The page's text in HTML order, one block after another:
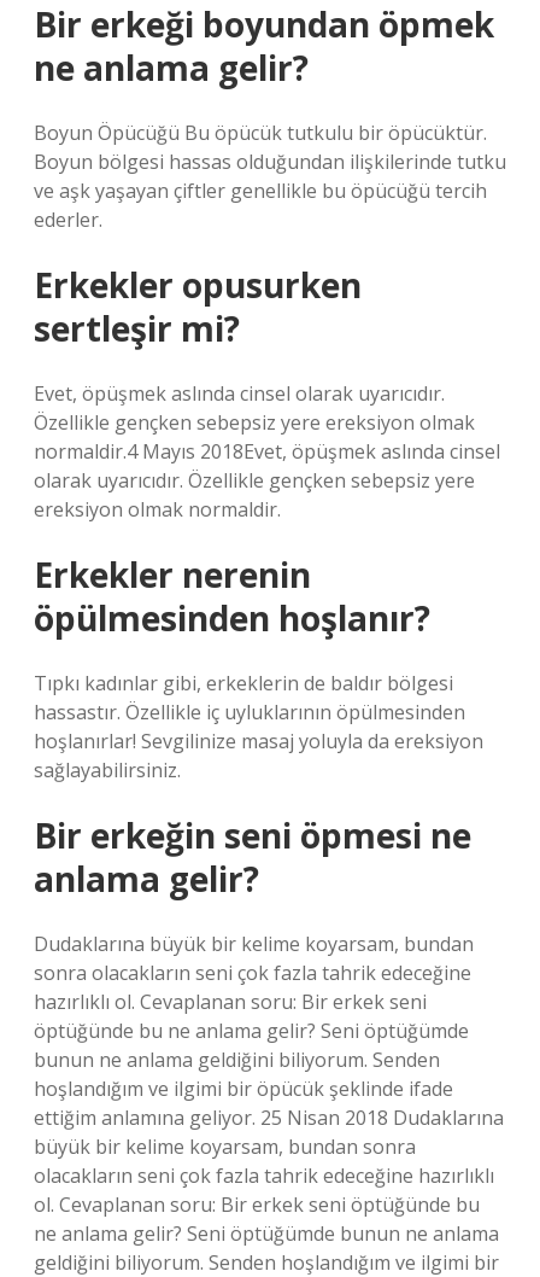
Bir erkeği boyundan öpmek
ne anlama gelir?
Boyun Öpücüğü Bu öpücük tutkulu bir öpücüktür.
Boyun bölgesi hassas olduğundan ilişkilerinde tutku
ve aşk yaşayan çiftler genellikle bu öpücüğü tercih
ederler.
Erkekler opusurken
sertleşir mi?
Evet, öpüşmek aslında cinsel olarak uyarıcıdır.
Özellikle gençken sebepsiz yere ereksiyon olmak
normaldir.4 Mayıs 2018Evet, öpüşmek aslında cinsel
olarak uyarıcıdır. Özellikle gençken sebepsiz yere
ereksiyon olmak normaldir.
Erkekler nerenin
öpülmesinden hoşlanır?
Tıpkı kadınlar gibi, erkeklerin de baldır bölgesi
hassastır. Özellikle iç uyluklarının öpülmesinden
hoşlanırlar! Sevgilinize masaj yoluyla da ereksiyon
sağlayabilirsiniz.
Bir erkeğin seni öpmesi ne
anlama gelir?
Dudaklarına büyük bir kelime koyarsam, bundan
sonra olacakların seni çok fazla tahrik edeceğine
hazırlıklı ol. Cevaplanan soru: Bir erkek seni
öptüğünde bu ne anlama gelir? Seni öptüğümde
bunun ne anlama geldiğini biliyorum. Senden
hoşlandığım ve ilgimi bir öpücük şeklinde ifade
ettiğim anlamına geliyor. 25 Nisan 2018 Dudaklarına
büyük bir kelime koyarsam, bundan sonra
olacakların seni çok fazla tahrik edeceğine hazırlıklı
ol. Cevaplanan soru: Bir erkek seni öptüğünde bu
ne anlama gelir? Seni öptüğümde bunun ne anlama
geldiğini biliyorum. Senden hoşlandığım ve ilgimi bir